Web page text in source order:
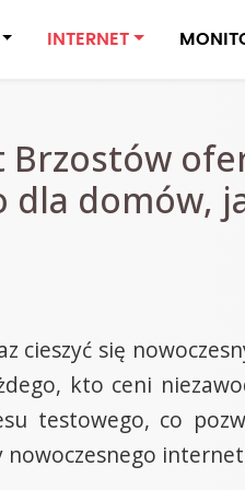
INTERNET
dla domów,
cieszyć się
kto ceni
testowego, co